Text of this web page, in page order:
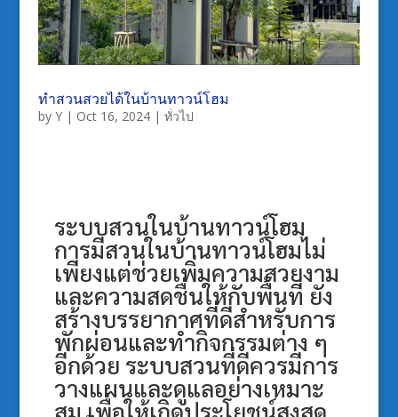
ทำสวนสวยได้ในบ้านทาวน์โฮม
by Y| Oct 16, 2024| ทั่วไป
ระบบสวนในบ้านทาวน์โฮม
การมีสวนในบ้านทาวน์โฮมไม่
เพียงแต่ช่วยเพิ่มความสวยงาม
และความสดชื่นให้กับพื้นที่ ยัง
สร้างบรรยากาศที่ดีสำหรับการ
พักผ่อนและทำกิจกรรมต่าง ๆ
อีกด้วย ระบบสวนที่ดีควรมีการ
วางแผนและดูแลอย่างเหมาะ